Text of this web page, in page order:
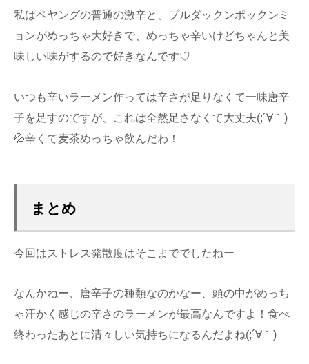
私はペヤングの普通の激辛と、プルダックンポックンミ
ョンがめっちゃ大好きで、めっちゃ辛いけどちゃんと美
味しい味がするので好きなんです♡
いつも辛いラーメン作っては辛さが足りなくて一味唐辛
子を足すのですが、これは全然足さなくて大丈夫(;´∀｀)
💦辛くて麦茶めっちゃ飲んだわ！
まとめ
今回はストレス発散度はそこまででしたねー
なんかねー、唐辛子の種類なのかなー、頭の中がめっち
ゃ汗かく感じの辛さのラーメンが最高なんですよ！食べ
終わったあとに清々しい気持ちになるんだよね(;´∀｀)